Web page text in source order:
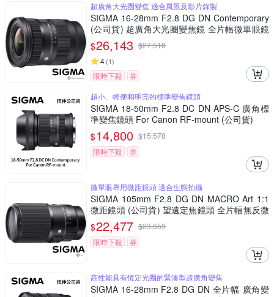
超廣角大光圈變焦 適合風景及影片錄製
SIGMA 16-28mm F2.8 DG DN Contemporary
(公司貨) 超廣角大光圈變焦鏡 全片幅微單眼鏡
頭
$26,143 $27,518
4(1)
限時下殺
券
超小、輕便和明亮的標準變焦鏡頭
SIGMA 18-50mm F2.8 DC DN APS-C 廣角標
準變焦鏡頭 For Canon RF-mount (公司貨)
$14,800 $15,578
限時下殺
券
微單眼專用微距鏡頭 適合生態拍攝
SIGMA 105mm F2.8 DG DN MACRO Art 1:1
微距鏡頭 (公司貨) 望遠定焦鏡頭 全片幅無反微
單眼鏡頭
$22,477 $23,659
限時下殺
券
高性能具有恆定光圈的緊湊型超廣角變焦
SIGMA 16-28mm F2.8 DG DN 全片幅 廣角變